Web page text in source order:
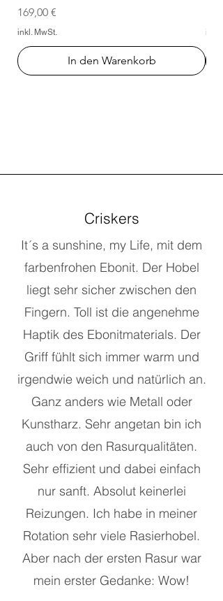
Preis
169,00 €
inkl. MwSt.
In den Warenkorb
inkl.
Criskers
It´s a sunshine, my Life, mit dem
farbenfrohen Ebonit. Der Hobel
liegt sehr sicher zwischen den
Fingern. Toll ist die angenehme
Haptik des Ebonitmaterials. Der
Griff fühlt sich immer warm und
irgendwie weich und natürlich an.
Ganz anders wie Metall oder
Kunstharz. Sehr angetan bin ich
auch von den Rasurqualitäten.
Sehr effizient und dabei einfach
nur sanft. Absolut keinerlei
Reizungen. Ich habe in meiner
Rotation sehr viele Rasierhobel.
Aber nach der ersten Rasur war
mein erster Gedanke: Wow!